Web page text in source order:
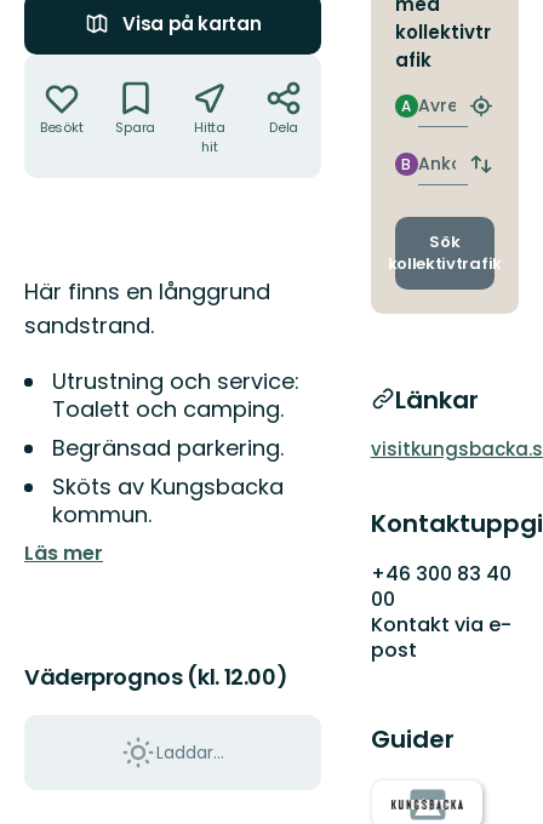
Visa på kartan
Besökt Spara
Hitta
hit
Dela
Beskrivning
Här finns en långgrund
sandstrand.
Utrustning och service:
Toalett och camping.
Begränsad parkering.
Sköts av Kungsbacka
kommun.
Läs mer
Väderprognos (kl. 12.00)
Laddar...
kollektivtr
afik
Avresa
A
Hitta
Ankomst
B
Byt
och
Sök
kollektivtrafik
Länkar
+46 300 83 40
00
Kontakt via e-
post
Guider